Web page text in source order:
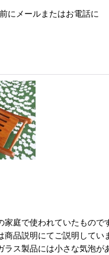
にメールまたはお電話に
庭で使われていたもの
品説明にてご説明して
ス製品には小さな気泡が